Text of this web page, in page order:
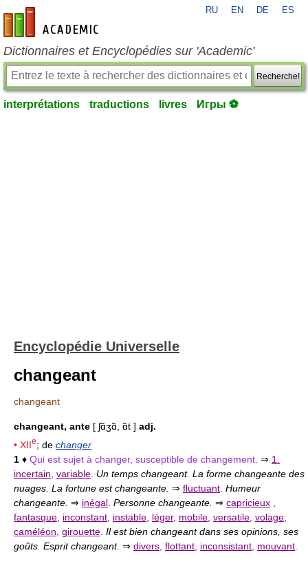
fr-academic.com
RU EN DE ES
Dictionnaires et Encyclopédies sur 'Academic'
Recherche!
interprétations traductions livres Игры ⚽
Encyclopédie Universelle
changeant
changeant
changeant, ante [ ʃɑ̃ʒɑ̃, ɑ̃t ] adj.
• XIIe; de changer
1 ♦ Qui est sujet à changer, susceptible de changement. ⇒ 1.
incertain variable Un temps changeant. La forme changeante des
nuages. La fortune est changeante. ⇒ fluctuant Humeur
changeante. ⇒ inégal Personne changeante. ⇒ capricieux
fantasque inconstant instable léger, mobile versatile volage;
caméléon girouette Il est bien changeant dans ses opinions, ses
goûts. Esprit changeant. ⇒ divers flottant inconsistant mouvant